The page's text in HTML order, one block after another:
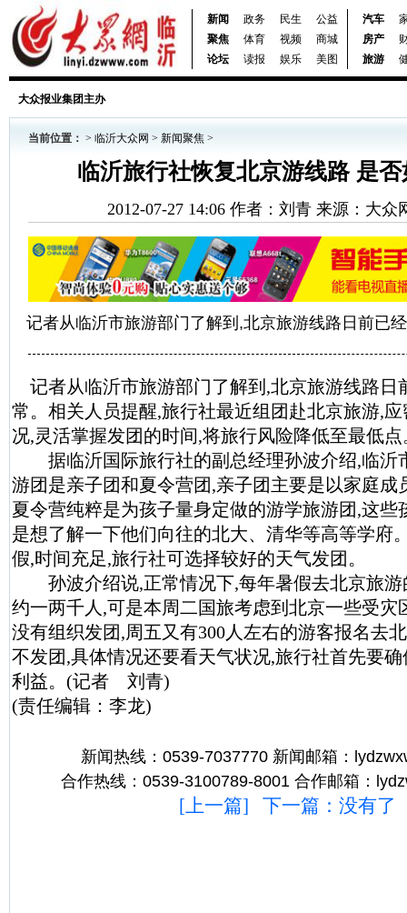
新闻 政务 民生
公益
聚焦
体育 视频
商城
论坛
读报 娱乐 美图
汽车
房产
旅游
大众报业集团主办
当前位置： > 临沂大众网 > 新闻聚焦 >
临沂旅行社恢复北京游线路 是
2012-07-27 14:06 作者：刘青 来源：大众
记者从临沂市旅游部门了解到,北京旅游线路日前已
记者从临沂市旅游部门了解到,北京旅游线路日
常。相关人员提醒,旅行社最近组团赴北京旅游,
况,灵活掌握发团的时间,将旅行风险降低至最低点
据临沂国际旅行社的副总经理孙波介绍,临沂
游团是亲子团和夏令营团,亲子团主要是以家庭成
夏令营纯粹是为孩子量身定做的游学旅游团,这些
是想了解一下他们向往的北大、清华等高等学府
假,时间充足,旅行社可选择较好的天气发团。
孙波介绍说,正常情况下,每年暑假去北京旅游
约一两千人,可是本周二国旅考虑到北京一些受灾
没有组织发团,周五又有300人左右的游客报名去
不发团,具体情况还要看天气状况,旅行社首先要
利益。(记者 刘青)
(责任编辑：李龙)
新闻热线：0539-7037770 新闻邮箱：
合作热线：0539-3100789-8001 合作邮箱：
[上一篇] 下一篇：没有了